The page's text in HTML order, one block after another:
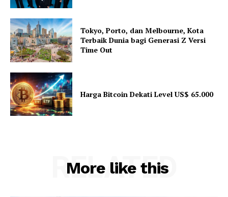
Tokyo, Porto, dan Melbourne, Kota
Terbaik Dunia bagi Generasi Z Versi
Time Out
Harga Bitcoin Dekati Level US$ 65.000
More like this
RELATED